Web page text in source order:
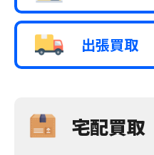
出張買取
宅配買取